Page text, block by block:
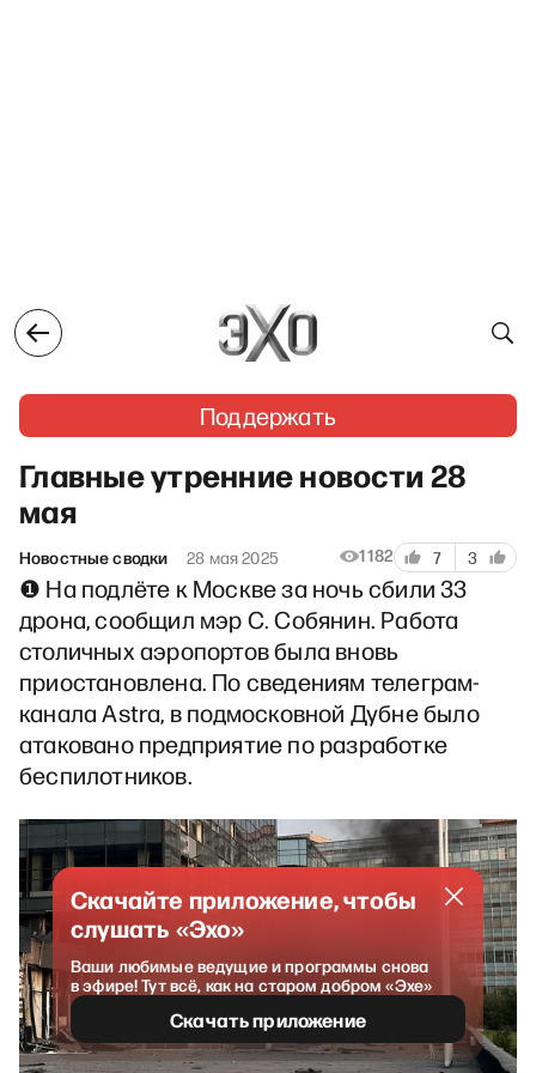
Поддержать
Главные утренние новости 28
мая
Новостные сводки 28 мая 2025 1182 7 3
❶ На подлёте к Москве за ночь сбили 33
дрона, сообщил мэр С. Собянин. Работа
столичных аэропортов была вновь
приостановлена. По сведениям телеграм-
канала Astra, в подмосковной Дубне было
атаковано предприятие по разработке
беспилотников.
Скачайте приложение, чтобы
слушать «Эхо»
Ваши любимые ведущие и программы снова
в эфире! Тут всё, как на старом добром «Эхе»
Скачать приложение